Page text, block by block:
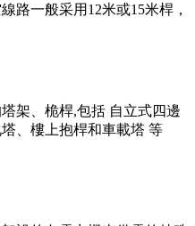
路一般采用12米或15米桿，
架、桅桿,包括 自立式四邊
、樓上抱桿和車載塔 等